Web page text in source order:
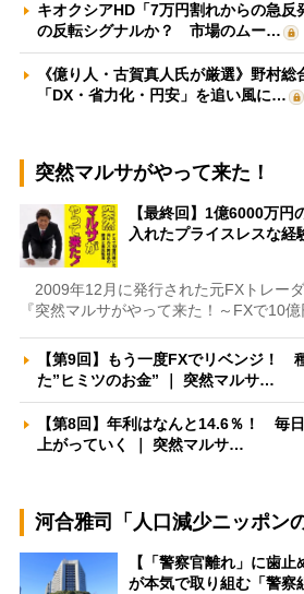
キオクシアHD「7万円割れからの急反
の反転シグナルか？ 市場のムー…
《億り人・古賀真人氏が厳選》野村総
「DX・省力化・円安」を追い風に…
突然マルサがやって来た！
【最終回】1億6000万円
入れたプライスレスな
2009年12月に発行された元FXトレー
『突然マルサがやって来た！～FXで10
【第9回】もう一度FXでリベンジ！
た”ヒミツのお金” ｜ 突然マルサ…
【第8回】年利はなんと14.6％！ 毎
上がっていく ｜ 突然マルサ…
河合雅司「人口減少ニッポン
【「警察官離れ」に歯
が本気で取り組む「警